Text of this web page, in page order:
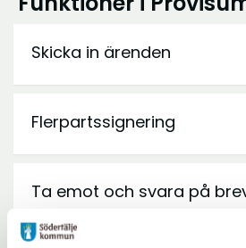
Skicka in ärenden
Flerpartssignering
Ta emot och svara på